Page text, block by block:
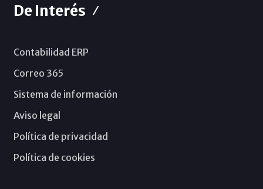
De Interés
Contabilidad ERP
Correo 365
Sistema de información
Aviso legal
Política de privacidad
Política de cookies